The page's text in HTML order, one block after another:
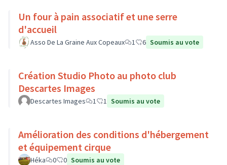
Un four à pain associatif et une serre
d'accueil
Asso De La Graine Aux Copeaux 1 6 Soumis au vote
Création Studio Photo au photo club
Descartes Images
Descartes Images 1 1 Soumis au vote
Amélioration des conditions d'hébergement
et équipement cirque
Héka 0 0 Soumis au vote